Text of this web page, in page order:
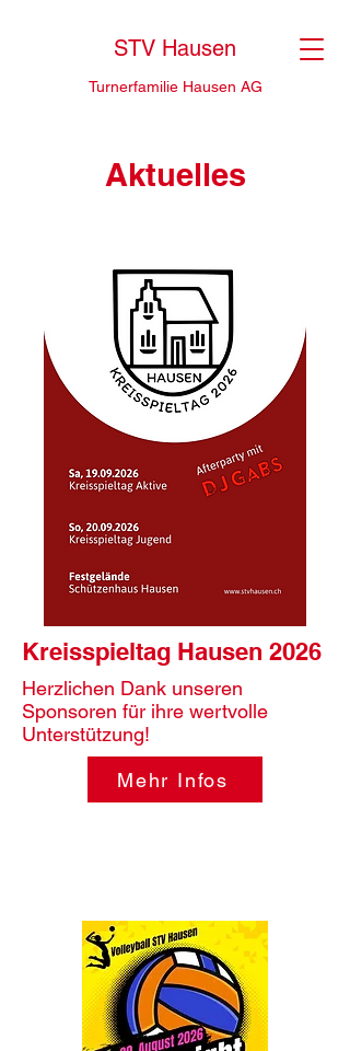
STV Hausen
Turnerfamilie Hausen AG
Aktuelles
Kreisspieltag Hausen 2026
Herzlichen Dank unseren
Sponsoren für ihre wertvolle
Unterstützung!
Mehr Infos